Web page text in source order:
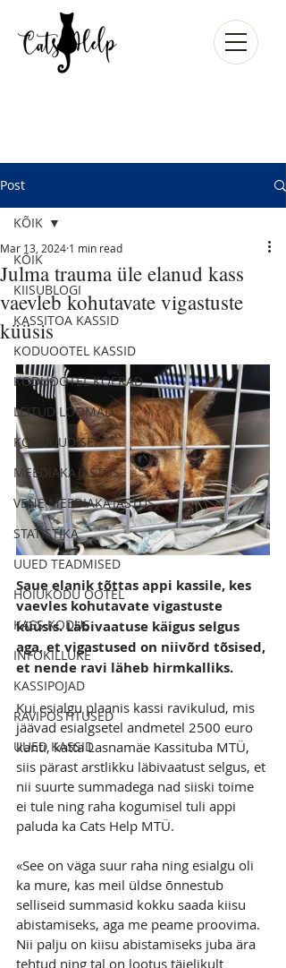
Post
KÕIK
KIISUBLOGI
KASSITOA KASSID
KODUOOTEL KASSID
KODUOOTEL KOERAD
LEITUD LOOMAD
KODUUUDISED
MEEDIAKAJASTUS
VENE MEEDIAKAJASTUS
STATISTIKA
UUED TEADMISED
HOIUKODU OOTEL
KASS KODUS
INFOKILLUKE
KASSIPOJAD
RAVIPOSTITUSED
UUED KASSID
KÕIK
Julma trauma üle elanud kass
vaevleb kohutavate vigastuste
küüsis
Mar 13, 2024 1 min read
Saue elanik tõttas appi kassile, kes
vaevles kohutavate vigastuste
küüsis. Läbivaatuse käigus selgus
aga, et vigastused on niivõrd tõsised,
et nende ravi läheb hirmkalliks.
Kui esialgu plaanis kassi ravikulud, mis
jäävad esialgsetel andmetel 2500 euro
kanti, katta Lasnamäe Kassituba MTÜ,
siis pärast arstlikku läbivaatust selgus, et
nii suurte summadega nad siiski toime
ei tule ning raha kogumisel tuli appi
paluda ka Cats Help MTÜ.
«See on väga suur raha ning esialgu oli
ka mure, kas meil üldse õnnestub
selliseid summasid kokku saada kiisu
abistamiseks, aga me peame proovima.
Nii palju on kiisu abistamiseks juba ära
tehtud ning tal on lootus täielikult